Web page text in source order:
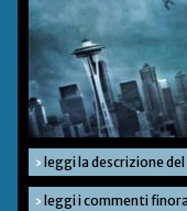
› leggi la descrizione
› leggi i commenti finora